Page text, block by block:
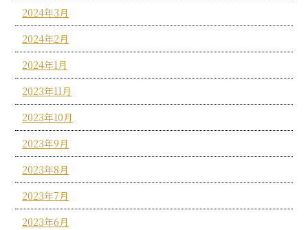
2024年3月
2024年2月
2024年1月
2023年11月
2023年10月
2023年9月
2023年8月
2023年7月
2023年6月